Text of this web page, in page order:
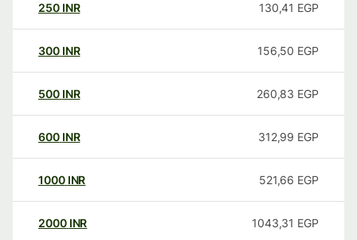
250 INR 130,41 EGP
300 INR 156,50 EGP
500 INR 260,83 EGP
600 INR 312,99 EGP
1000 INR 521,66 EGP
2000 INR 1043,31 EGP